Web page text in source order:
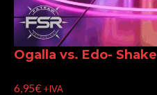
Ogalla vs. Edo- Shake
6,95€ +IVA